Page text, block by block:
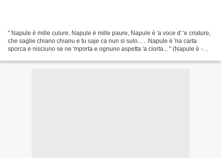
" Napule è mille culure, Napule è mille paure, Napule è 'a voce d' 'e criature,
che saglie chiano chianu e tu saje ca nun si sulo... ...Napule è 'na carta
sporca e nisciuno se ne 'mporta e ognuno aspetta 'a ciorta... " (Napule è -